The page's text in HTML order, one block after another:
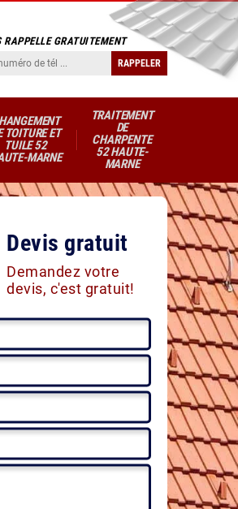
RAPPELLE GRATUITEMENT
TOITURE ET
TUILE 52
MARNE
TRAITEMENT
DE
CHARPENTE
52 HAUTE-
MARNE
Devis gratuit
Demandez votre
devis, c'est gratuit!